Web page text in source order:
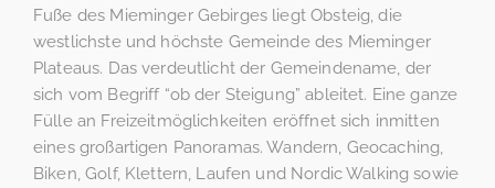
Fuße des Mieminger Gebirges liegt Obsteig, die
westlichste und höchste Gemeinde des Mieminger
Plateaus. Das verdeutlicht der Gemeindename, der
sich vom Begriff “ob der Steigung” ableitet. Eine ganze
Fülle an Freizeitmöglichkeiten eröffnet sich inmitten
eines großartigen Panoramas. Wandern, Geocaching,
Biken, Golf, Klettern, Laufen und Nordic Walking sowie